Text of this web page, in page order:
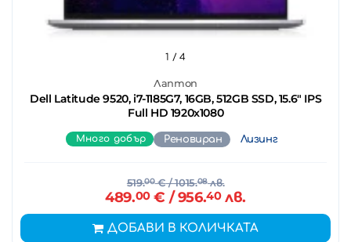
Лаптоп
Dell Latitude 9520, i7-1185G7, 16GB, 512GB SSD, 15.6" IPS
Full HD 1920x1080
1 / 4
Много добър Реновиран Лизинг
519.00€/ 1015.08лв.
489.00€ / 956.40лв.
ДОБАВИ В КОЛИЧКАТА